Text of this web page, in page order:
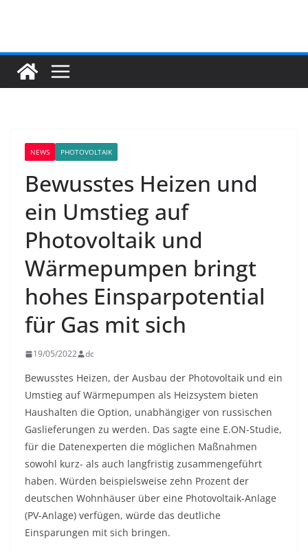
NEWS PHOTOVOLTAIK
Bewusstes Heizen und
ein Umstieg auf
Photovoltaik und
Wärmepumpen bringt
hohes Einsparpotential
für Gas mit sich
19/05/2022 dc
Bewusstes Heizen, der Ausbau der Photovoltaik und ein
Umstieg auf Wärmepumpen als Heizsystem bieten
Haushalten die Option, unabhängiger von russischen
Gaslieferungen zu werden. Das sagte eine E.ON-Studie,
für die Datenexperten die möglichen Maßnahmen
sowohl kurz- als auch langfristig zusammengeführt
haben. Würden beispielsweise zehn Prozent der
deutschen Wohnhäuser über eine Photovoltaik-Anlage
(PV-Anlage) verfügen, würde das deutliche
Einsparungen mit sich bringen.